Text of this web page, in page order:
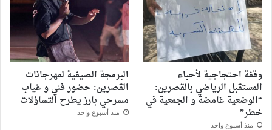
وقفة احتجاجية لأحباء
المستقبل الرياضي بالقصرين:
“الوضعية غامضة و الجمعية في
خطر”
منذ أسبوع واحد
البرمجة الصيفية لمهرجانات
القصرين: حضور فني و غياب
مسرحي بارز يطرح التساؤلات
منذ أسبوع واحد